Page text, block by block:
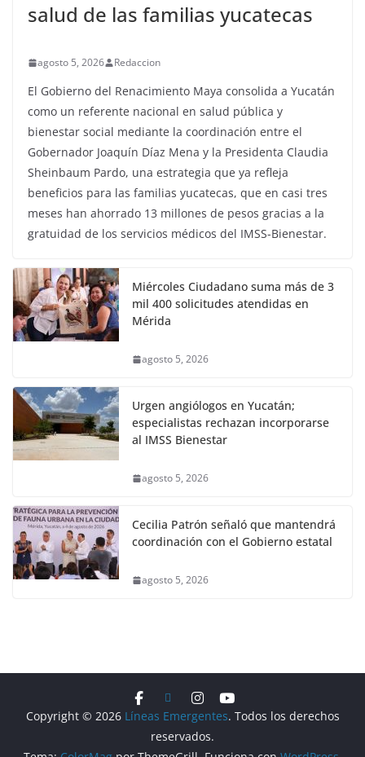
salud de las familias yucatecas
agosto 5, 2026 Redaccion
El Gobierno del Renacimiento Maya consolida a Yucatán
como un referente nacional en salud pública y
bienestar social mediante la coordinación entre el
Gobernador Joaquín Díaz Mena y la Presidenta Claudia
Sheinbaum Pardo, una estrategia que ya refleja
beneficios para las familias yucatecas, que en casi tres
meses han ahorrado 13 millones de pesos gracias a la
gratuidad de los servicios médicos del IMSS-Bienestar.
Miércoles Ciudadano suma más de 3
mil 400 solicitudes atendidas en
Mérida
agosto 5, 2026
Urgen angiólogos en Yucatán;
especialistas rechazan incorporarse
al IMSS Bienestar
agosto 5, 2026
Cecilia Patrón señaló que mantendrá
coordinación con el Gobierno estatal
agosto 5, 2026
Copyright © 2026 Líneas Emergentes. Todos los derechos
reservados.